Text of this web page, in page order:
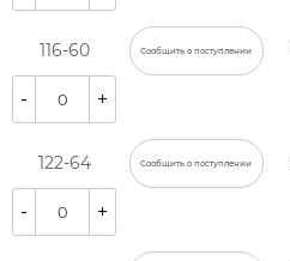
116-60 Сообщить о поступлении
- +
122-64 Сообщить о поступлении
- +